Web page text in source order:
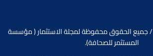
تأسس في يونيو 2018 / جميع الحقوق محفوظة لمجلة الاستثمار ( مؤسسة
المستثمر للصحافة).